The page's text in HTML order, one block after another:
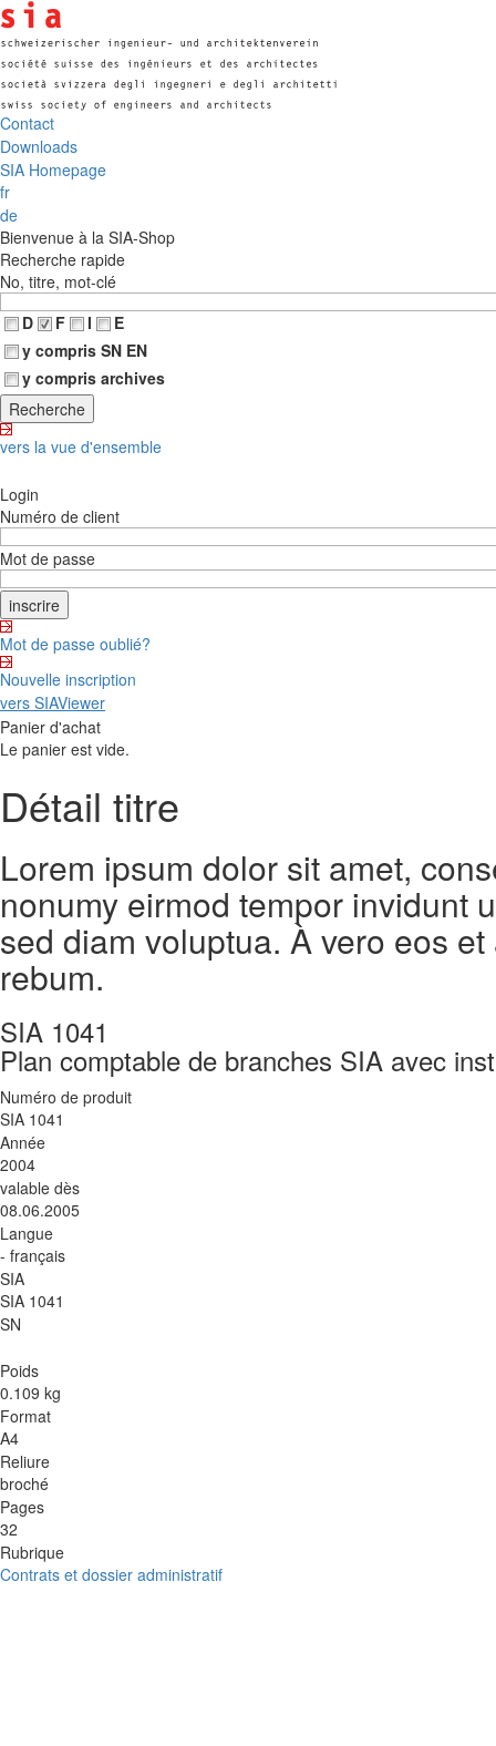
Contact
Downloads
SIA Homepage
fr
de
Bienvenue à la SIA-Shop
Recherche rapide
No, titre, mot-clé
D
F I
E
y compris SN EN
y compris archives
vers la vue d'ensemble
Login
Numéro de client
Mot de passe
Mot de passe oublié?
Nouvelle inscription
vers SIAViewer
Panier d'achat
Le panier est vide.
Détail titre
Lorem ipsum dolor sit amet,
nonumy eirmod tempor invidunt
sed diam voluptua. À vero eos
rebum.
SIA 1041
Plan comptable de branches SIA avec
Numéro de produit
SIA 1041
Année
2004
valable dès
08.06.2005
Langue
- français
SIA
SIA 1041
SN
Poids
0.109 kg
Format
A4
Reliure
broché
Pages
32
Rubrique
Contrats et dossier administratif